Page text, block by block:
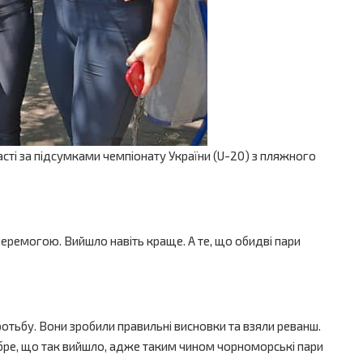
за підсумками чемпіонату України (U-20) з пляжного
Вийшло навіть краще. А те, що обидві пари
Вони зробили правильні висновки та взяли реванш.
що так вийшло, адже таким чином чорноморські пари